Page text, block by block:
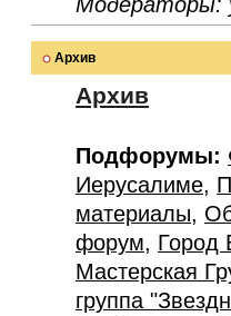
Архив
Архив
Подфорумы:
Иерусалиме,
материалы,
форум, Город
Мастерская
группа